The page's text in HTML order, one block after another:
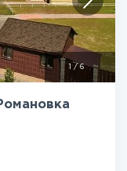
1 /6